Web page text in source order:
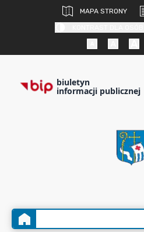
MAPA STRONY
biuletyn
informacji publicznej